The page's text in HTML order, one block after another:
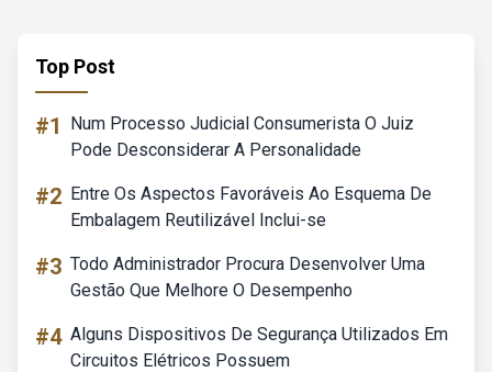
Top Post
#1
Num Processo Judicial Consumerista O Juiz
Pode Desconsiderar A Personalidade
#2 Entre Os Aspectos Favoráveis Ao Esquema De
Embalagem Reutilizável Inclui-se
#3 Todo Administrador Procura Desenvolver Uma
Gestão Que Melhore O Desempenho
#4 Alguns Dispositivos De Segurança Utilizados Em
Circuitos Elétricos Possuem